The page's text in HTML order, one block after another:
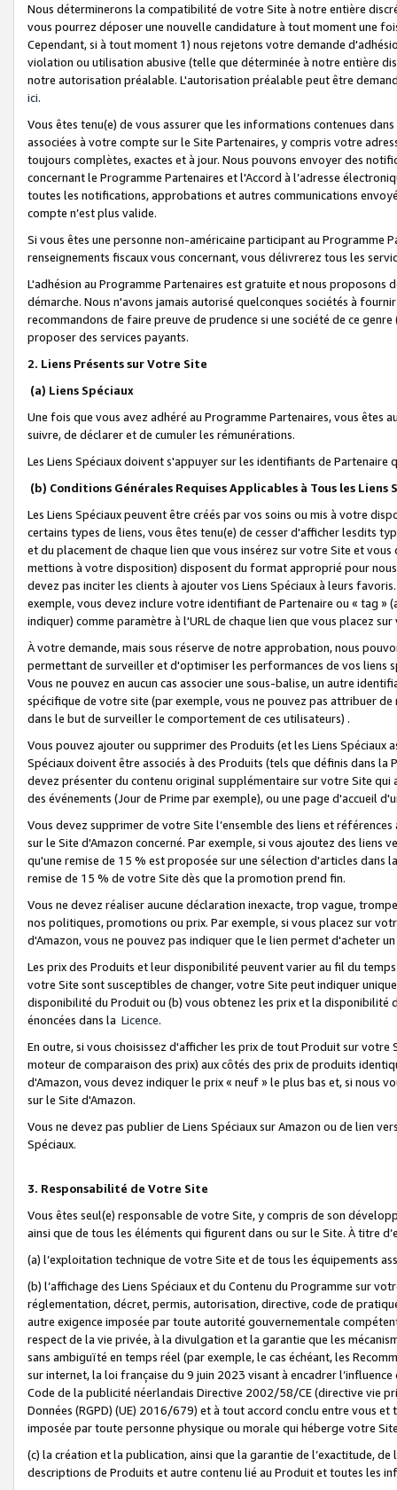
Nous déterminerons la compatibilité de votre Site à notre entière
vous pourrez déposer une nouvelle candidature à tout moment une
Cependant, si à tout moment 1) nous rejetons votre demande
violation ou utilisation abusive (telle que déterminée à notre entière
notre autorisation préalable. L'autorisation préalable peut être
ici.
Vous êtes tenu(e) de vous assurer que les informations contenues
associées à votre compte sur le Site Partenaires, y compris votre
toujours complètes, exactes et à jour. Nous pouvons envoyer des
concernant le Programme Partenaires et l'Accord à l’adresse
toutes les notifications, approbations et autres communications
compte n’est plus valide.
Si vous êtes une personne non-américaine participant au
renseignements fiscaux vous concernant, vous délivrerez tous les
L'adhésion au Programme Partenaires est gratuite et nous proposons
démarche. Nous n'avons jamais autorisé quelconques sociétés à
recommandons de faire preuve de prudence si une société de ce
proposer des services payants.
2. Liens Présents sur Votre Site
(a) Liens Spéciaux
Une fois que vous avez adhéré au Programme Partenaires, vous êtes
suivre, de déclarer et de cumuler les rémunérations.
Les Liens Spéciaux doivent s'appuyer sur les identifiants de Partenaire
(b) Conditions Générales Requises Applicables à Tous les Liens
Les Liens Spéciaux peuvent être créés par vos soins ou mis à votre
certains types de liens, vous êtes tenu(e) de cesser d'afficher lesdits
et du placement de chaque lien que vous insérez sur votre Site et
mettions à votre disposition) disposent du format approprié pour
devez pas inciter les clients à ajouter vos Liens Spéciaux à leurs
exemple, vous devez inclure votre identifiant de Partenaire ou « tag
indiquer) comme paramètre à l'URL de chaque lien que vous placez
À votre demande, mais sous réserve de notre approbation, nous
permettant de surveiller et d'optimiser les performances de vos liens
Vous ne pouvez en aucun cas associer une sous-balise, un autre
spécifique de votre site (par exemple, vous ne pouvez pas attribuer
dans le but de surveiller le comportement de ces utilisateurs) .
Vous pouvez ajouter ou supprimer des Produits (et les Liens
Spéciaux doivent être associés à des Produits (tels que définis dans
devez présenter du contenu original supplémentaire sur votre Site qui
des événements (Jour de Prime par exemple), ou une page d'accueil
Vous devez supprimer de votre Site l’ensemble des liens et
sur le Site d'Amazon concerné. Par exemple, si vous ajoutez des
qu'une remise de 15 % est proposée sur une sélection d'articles
remise de 15 % de votre Site dès que la promotion prend fin.
Vous ne devez réaliser aucune déclaration inexacte, trop vague,
nos politiques, promotions ou prix. Par exemple, si vous placez sur
d'Amazon, vous ne pouvez pas indiquer que le lien permet d'acheter
Les prix des Produits et leur disponibilité peuvent varier au fil du
votre Site sont susceptibles de changer, votre Site peut indiquer
disponibilité du Produit ou (b) vous obtenez les prix et la disponibilité
énoncées dans la Licence.
En outre, si vous choisissez d'afficher les prix de tout Produit sur
moteur de comparaison des prix) aux côtés des prix de produits
d'Amazon, vous devez indiquer le prix « neuf » le plus bas et, si nous
sur le Site d'Amazon.
Vous ne devez pas publier de Liens Spéciaux sur Amazon ou de lien
Spéciaux.
3. Responsabilité de Votre Site
Vous êtes seul(e) responsable de votre Site, y compris de son
ainsi que de tous les éléments qui figurent dans ou sur le Site. À titre
(a) l’exploitation technique de votre Site et de tous les équipements
(b) l’affichage des Liens Spéciaux et du Contenu du Programme sur
réglementation, décret, permis, autorisation, directive, code de
autre exigence imposée par toute autorité gouvernementale
respect de la vie privée, à la divulgation et la garantie que les
sans ambiguïté en temps réel (par exemple, le cas échéant, les
sur internet, la loi française du 9 juin 2023 visant à encadrer
Code de la publicité néerlandais Directive 2002/58/CE (directive vie
Données (RGPD) (UE) 2016/679) et à tout accord conclu entre vous
imposée par toute personne physique ou morale qui héberge votre
(c) la création et la publication, ainsi que la garantie de l’exactitude,
descriptions de Produits et autre contenu lié au Produit et toutes les